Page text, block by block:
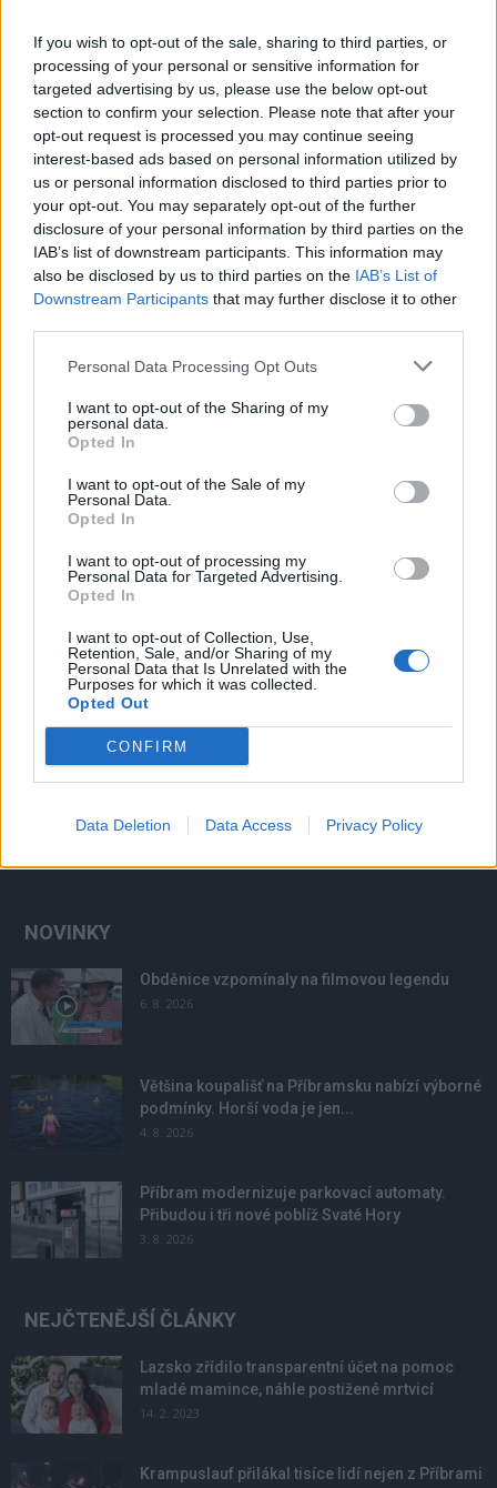
If you wish to opt-out of the sale, sharing to third parties, or
processing of your personal or sensitive information for
targeted advertising by us, please use the below opt-out
section to confirm your selection. Please note that after your
opt-out request is processed you may continue seeing
interest-based ads based on personal information utilized by
us or personal information disclosed to third parties prior to
your opt-out. You may separately opt-out of the further
disclosure of your personal information by third parties on the
IAB’s list of downstream participants. This information may
also be disclosed by us to third parties on the IAB’s List of
Downstream Participants that may further disclose it to other
Personal Data Processing Opt Outs
I want to opt-out of the Sharing of my
personal data.
Opted In
I want to opt-out of the Sale of my
Personal Data.
Opted In
I want to opt-out of processing my
Personal Data for Targeted Advertising.
Opted In
I want to opt-out of Collection, Use,
Retention, Sale, and/or Sharing of my
Personal Data that Is Unrelated with the
Purposes for which it was collected.
Opted Out
CONFIRM
Data Deletion Data Access Privacy Policy
SOUVISEJÍCÍ ČLÁNKY
VÍCE OD AUTORA
O čem se mluví
Parkovací dům jako levná garáž? Opozice
zpochybňuje jeho využití
Stačí občanka, nebo je průkazka nutná?
Obyvatelé upozorňují na problémy v okolí
náměstí 17. listopadu. Radnice tvrdí, že
NOVINKY
Obděnice vzpomínaly na filmovou legendu
6. 8. 2026
Většina koupališť na Příbramsku nabízí výborné
podmínky. Horší voda je jen...
4. 8. 2026
Příbram modernizuje parkovací automaty.
Přibudou i tři nové poblíž Svaté Hory
3. 8. 2026
NEJČTENĚJŠÍ ČLÁNKY
Lazsko zřídilo transparentní účet na pomoc
mladé mamince, náhle postižené mrtvicí
14. 2. 2023
Krampuslauf přilákal tisíce lidí nejen z Příbrami